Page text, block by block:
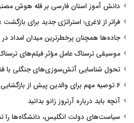
دانش آموز استان فارسی بر قله هوش
فراتر از لاغری؛ استراتژی جدید برای
جاده‌ها همچنان پرخطرترین میدان امداد
موسیقی ترسناک عامل مؤثر فیلم‌های
تحول شناسایی آتش‌سوزی‌های جنگلی با
۶ توصیه مهم برای والدین پیش از بازگشایی مدارس
آنچه باید درباره آرتروز زانو بدانید
سیاست‌های دولت انگلیس، دانشگاه‌ها را